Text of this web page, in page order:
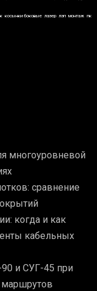
косынки боковые лазер лэп монтаж пк
многоуровневой
сравнение
когда и как
кабельных
и СУГ-45 при